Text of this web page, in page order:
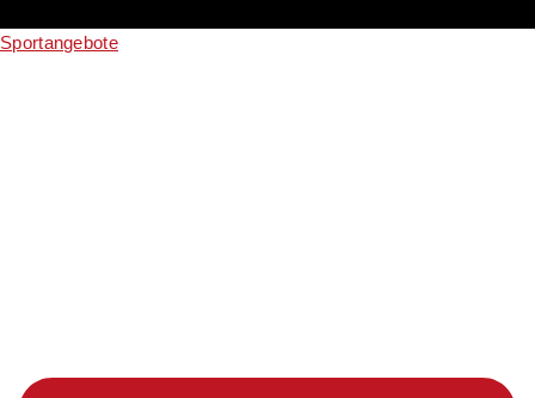
Sportangebote